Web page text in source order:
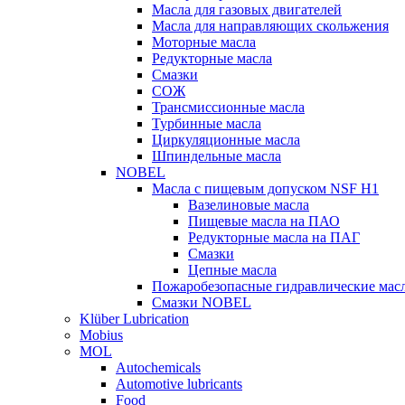
Масла для газовых двигателей
Масла для направляющих скольжения
Моторные масла
Редукторные масла
Смазки
СОЖ
Трансмиссионные масла
Турбинные масла
Циркуляционные масла
Шпиндельные масла
NOBEL
Масла с пищевым допуском NSF H1
Вазелиновые масла
Пищевые масла на ПАО
Редукторные масла на ПАГ
Смазки
Цепные масла
Пожаробезопасные гидравлические
Смазки NOBEL
Klüber Lubrication
Mobius
MOL
Autochemicals
Automotive lubricants
Food